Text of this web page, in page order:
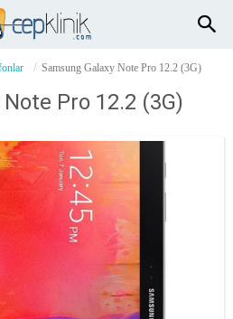
Samsung Galaxy Note Pro 12.2 (3G)
Pro 12.2 (3G)